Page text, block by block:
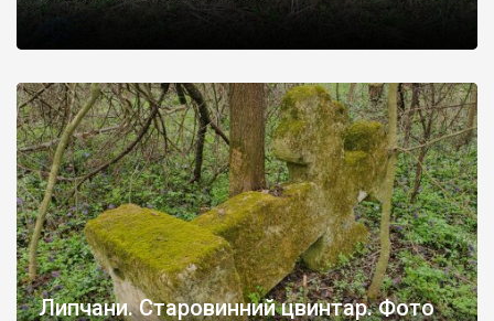
Липчани. Старовинний цвинтар. Фото